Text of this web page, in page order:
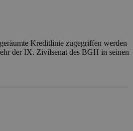
Kreditlinie zugegriffen werden
der IX. Zivilsenat des BGH in seinen